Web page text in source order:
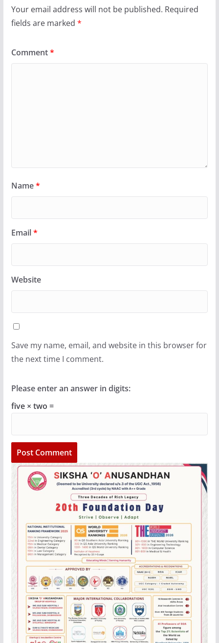
Your email address will not be published. Required
fields are marked *
Comment*
Name*
Email*
Website
Save my name, email, and website in this browser for
the next time I comment.
Please enter an answer in digits:
five × two =